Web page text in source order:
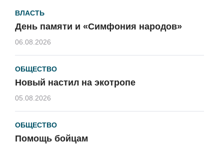
ВЛАСТЬ
День памяти и «Симфония народов»
06.08.2026
ОБЩЕСТВО
Новый настил на экотропе
05.08.2026
ОБЩЕСТВО
Помощь бойцам